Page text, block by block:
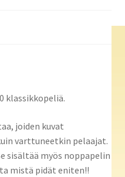
klassikkopeliä.
joiden kuvat
varttuneetkin pelaajat.
sisältää myös noppapelin
mistä pidät eniten!!